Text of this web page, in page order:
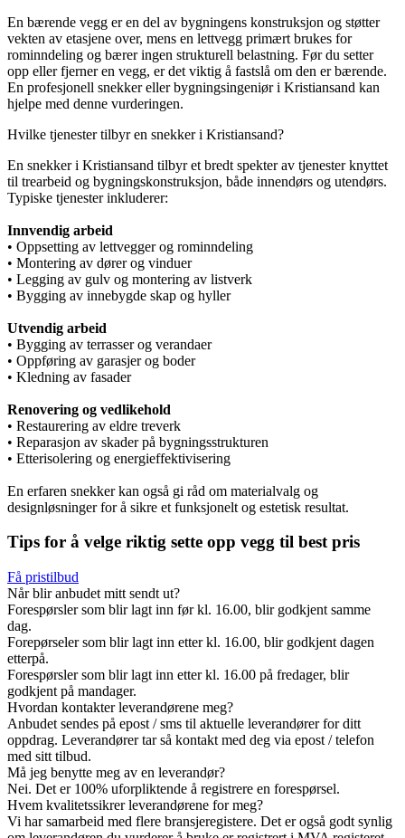
En bærende vegg er en del av bygningens konstruksjon og støtter
vekten av etasjene over, mens en lettvegg primært brukes for
rominndeling og bærer ingen strukturell belastning. Før du setter
opp eller fjerner en vegg, er det viktig å fastslå om den er bærende.
En profesjonell snekker eller bygningsingeniør i Kristiansand kan
hjelpe med denne vurderingen.
Hvilke tjenester tilbyr en snekker i Kristiansand?
En snekker i Kristiansand tilbyr et bredt spekter av tjenester knyttet
til trearbeid og bygningskonstruksjon, både innendørs og utendørs.
Typiske tjenester inkluderer:
Innvendig arbeid
• Oppsetting av lettvegger og rominndeling
• Montering av dører og vinduer
• Legging av gulv og montering av listverk
• Bygging av innebygde skap og hyller
Utvendig arbeid
• Bygging av terrasser og verandaer
• Oppføring av garasjer og boder
• Kledning av fasader
Renovering og vedlikehold
• Restaurering av eldre treverk
• Reparasjon av skader på bygningsstrukturen
• Etterisolering og energieffektivisering
En erfaren snekker kan også gi råd om materialvalg og
designløsninger for å sikre et funksjonelt og estetisk resultat.
Tips for å velge riktig sette opp vegg til best pris
Få pristilbud
Når blir anbudet mitt sendt ut?
Forespørsler som blir lagt inn før kl. 16.00, blir godkjent samme
dag.
Forepørseler som blir lagt inn etter kl. 16.00, blir godkjent dagen
etterpå.
Forespørsler som blir lagt inn etter kl. 16.00 på fredager, blir
godkjent på mandager.
Hvordan kontakter leverandørene meg?
Anbudet sendes på epost / sms til aktuelle leverandører for ditt
oppdrag. Leverandører tar så kontakt med deg via epost / telefon
med sitt tilbud.
Må jeg benytte meg av en leverandør?
Nei. Det er 100% uforpliktende å registrere en forespørsel.
Hvem kvalitetssikrer leverandørene for meg?
Vi har samarbeid med flere bransjeregistere. Det er også godt synlig